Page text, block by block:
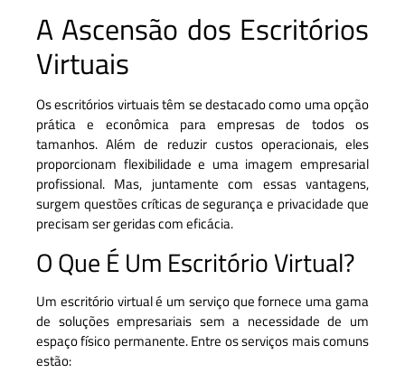
A Ascensão dos Escritórios
Virtuais
Os escritórios virtuais têm se destacado como uma opção
prática e econômica para empresas de todos os
tamanhos. Além de reduzir custos operacionais, eles
proporcionam flexibilidade e uma imagem empresarial
profissional. Mas, juntamente com essas vantagens,
surgem questões críticas de segurança e privacidade que
precisam ser geridas com eficácia.
O Que É Um Escritório Virtual?
Um escritório virtual é um serviço que fornece uma gama
de soluções empresariais sem a necessidade de um
espaço físico permanente. Entre os serviços mais comuns
estão: